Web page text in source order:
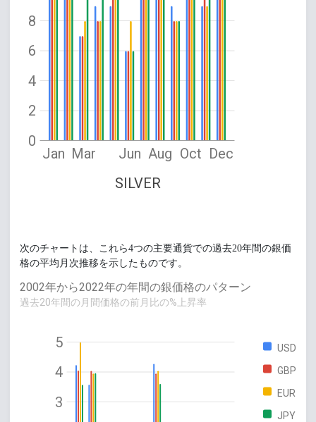
Jan Mar Jun Aug Oct Dec
SILVER
0
2
4
6
8
次のチャートは、これら4つの主要通貨での過去20年間の銀価
格の平均月次推移を示したものです。
2002年から2022年の年間の銀価格のパターン
過去20年間の月間価格の前月比の%上昇率
USD
GBP
EUR
JPY
3
4
5